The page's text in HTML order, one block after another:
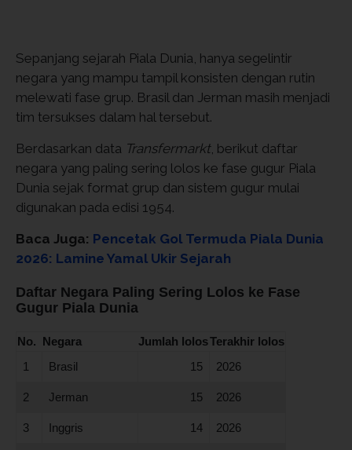
Sepanjang sejarah Piala Dunia, hanya segelintir
negara yang mampu tampil konsisten dengan rutin
melewati fase grup. Brasil dan Jerman masih menjadi
tim tersukses dalam hal tersebut.
Berdasarkan data Transfermarkt, berikut daftar
negara yang paling sering lolos ke fase gugur Piala
Dunia sejak format grup dan sistem gugur mulai
digunakan pada edisi 1954.
Baca Juga: Pencetak Gol Termuda Piala Dunia
2026: Lamine Yamal Ukir Sejarah
Daftar Negara Paling Sering Lolos ke Fase
Gugur Piala Dunia
No. Negara Jumlah lolosTerakhir lolos
1
Brasil 15 2026
2 Jerman 15 2026
3 Inggris 14 2026